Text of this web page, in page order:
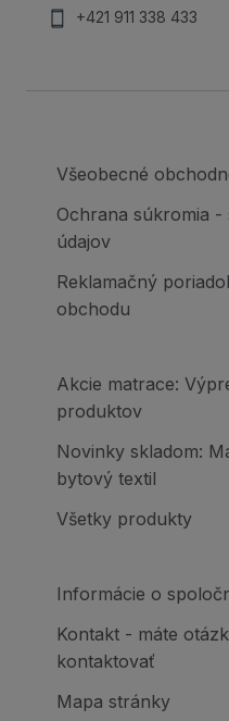
+421 911 338 433
Všeobecné
Ochrana súkromia
údajov
Reklamačný
obchodu
Akcie matrace:
produktov
Novinky skladom:
bytový textil
Všetky produkty
Informácie o
Kontakt - máte
kontaktovať
Mapa stránky